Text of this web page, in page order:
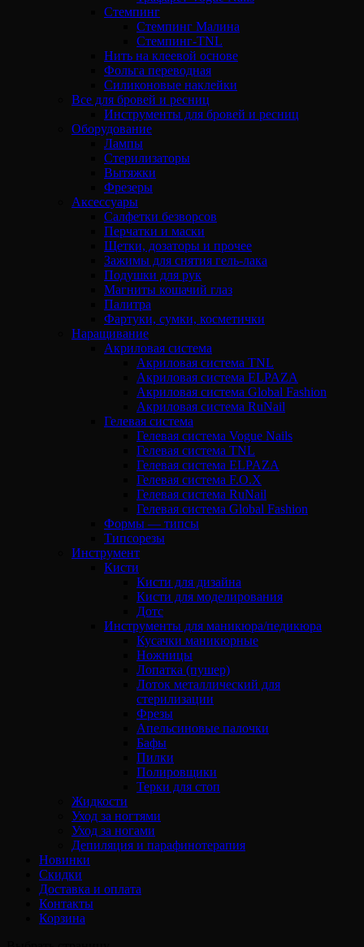
Стемпинг
Стемпинг Малина
Стемпинг-TNL
Нить на клеевой основе
Фольга переводная
Силиконовые наклейки
Все для бровей и ресниц
Инструменты для бровей и ресниц
Оборудование
Лампы
Стерилизаторы
Вытяжки
Фрезеры
Аксессуары
Салфетки безворсов
Перчатки и маски
Щетки, дозаторы и прочее
Зажимы для снятия гель-лака
Подушки для рук
Магниты кошачий глаз
Палитра
Фартуки, сумки, косметички
Наращивание
Акриловая система
Акриловая система TNL
Акриловая система ELPAZA
Акриловая система Global Fashion
Акриловая система RuNail
Гелевая система
Гелевая система Vogue Nails
Гелевая система TNL
Гелевая система ELPAZA
Гелевая система F.O.X
Гелевая система RuNail
Гелевая система Global Fashion
Формы — типсы
Типсорезы
Инструмент
Кисти
Кисти для дизайна
Кисти для моделирования
Дотс
Инструменты для маникюра/педикюра
Кусачки маникюрные
Ножницы
Лопатка (пушер)
Лоток металлический для
стерилизации
Фрезы
Апельсиновые палочки
Бафы
Пилки
Полировщики
Терки для стоп
Жидкости
Уход за ногтями
Уход за ногами
Депиляция и парафинотерапия
Новинки
Скидки
Доставка и оплата
Контакты
Корзина